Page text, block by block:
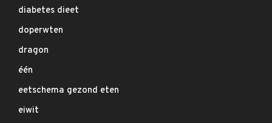
diabetes dieet
doperwten
dragon
één
eetschema gezond eten
eiwit